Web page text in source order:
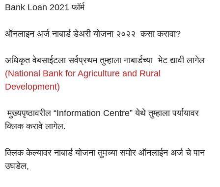
Bank Loan 2021 फॉर्म
ऑनलाइन अर्ज नाबार्ड डेअरी योजना २०२२ कसा करावा?
अधिकृत वेबसाईटला सर्वप्रथम तुम्हाला नाबार्डच्या भेट द्यावी लागेल
(National Bank for Agriculture and Rural
Development)
मुख्यपृष्ठावरील “Information Centre” येथे तुम्हाला पर्यायावर
क्लिक करावे लागेल.
क्लिक केल्यावर नाबार्ड योजना तुमच्या समोर ऑनलाईन अर्ज चे पान
उघडेल,